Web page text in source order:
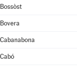
Bossòst
Bovera
Cabanabona
Cabó